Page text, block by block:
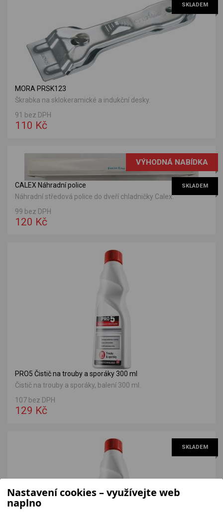
SKLADEM
MORA PRSK123
Škrabka na sklokeramické a indukční desky.
91 bez DPH
110 Kč
VÝHODNÁ NABÍDKA
SKLADEM
CALEX Náhradní police
Náhradní středová police do dveří chladničky Calex.
99 bez DPH
120 Kč
PRO5 Čistič na trouby a sporáky 300 ml
Čistič na trouby a sporáky, balení 300 ml.
107 bez DPH
129 Kč
SKLADEM
Nastavení cookies – využívejte web
naplno